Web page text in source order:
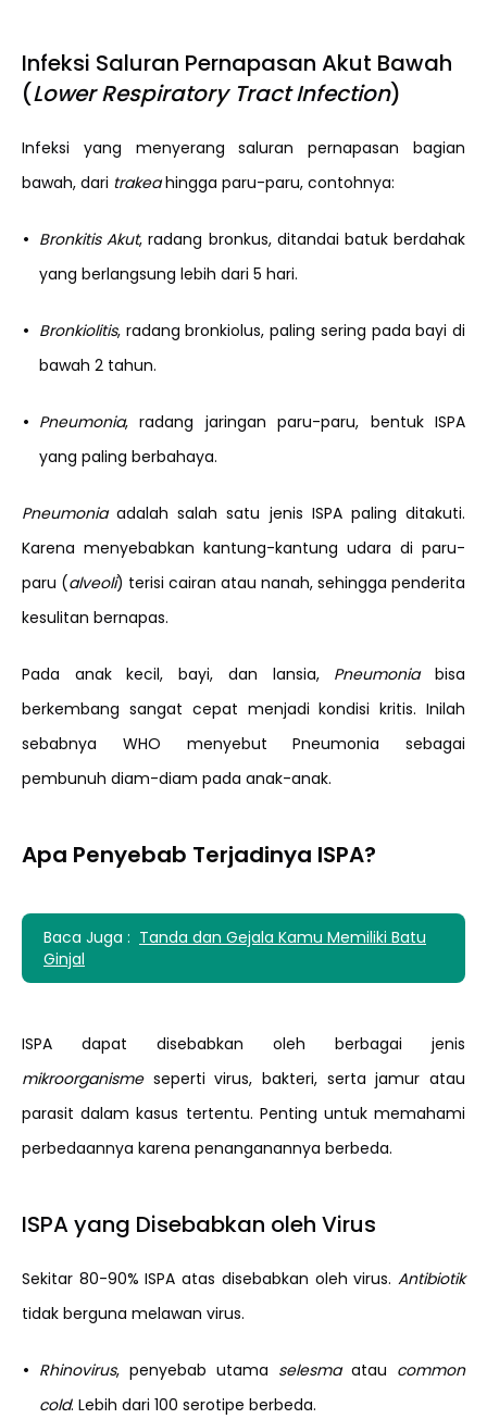
Infeksi Saluran Pernapasan Akut Bawah
(Lower Respiratory Tract Infection)
Infeksi yang menyerang saluran pernapasan bagian
bawah, dari trakeahingga paru-paru, contohnya:
• Bronkitis Akut, radang bronkus, ditandai batuk berdahak
yang berlangsung lebih dari 5 hari.
• Bronkiolitis, radang bronkiolus, paling sering pada bayi di
bawah 2 tahun.
• Pneumonia, radang jaringan paru-paru, bentuk ISPA
yang paling berbahaya.
Pneumoniaadalah salah satu jenis ISPA paling ditakuti.
Karena menyebabkan kantung-kantung udara di paru-
paru (alveoli) terisi cairan atau nanah, sehingga penderita
kesulitan bernapas.
Pada anak kecil, bayi, dan lansia, Pneumoniabisa
berkembang sangat cepat menjadi kondisi kritis. Inilah
sebabnya WHO menyebut Pneumonia sebagai
pembunuh diam-diam pada anak-anak.
Apa Penyebab Terjadinya ISPA?
Baca Juga : Tanda dan Gejala Kamu Memiliki Batu
Ginjal
ISPA dapat disebabkan oleh berbagai jenis
mikroorganismeseperti virus, bakteri, serta jamur atau
parasit dalam kasus tertentu. Penting untuk memahami
perbedaannya karena penanganannya berbeda.
ISPA yang Disebabkan oleh Virus
Sekitar 80-90% ISPA atas disebabkan oleh virus. Antibiotik
tidak berguna melawan virus.
• Rhinovirus, penyebab utama selesma atau common
cold. Lebih dari 100 serotipe berbeda.